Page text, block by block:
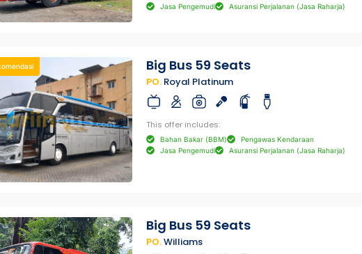
Jasa Pengemudi
Asuransi Perjalanan (Jasa Raharja)
Big Bus 59 Seats
PO. Royal Platinum
This offer includes:
Bahan Bakar (BBM)
Pengawas Kendaraan
Jasa Pengemudi
Asuransi Perjalanan (Jasa Raharja)
Big Bus 59 Seats
PO.Williams